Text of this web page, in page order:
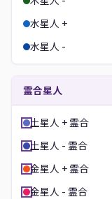
水星人 +
水星人 -
霊合星人
土星人 + 霊合
土星人 - 霊合
金星人 + 霊合
金星人 - 霊合